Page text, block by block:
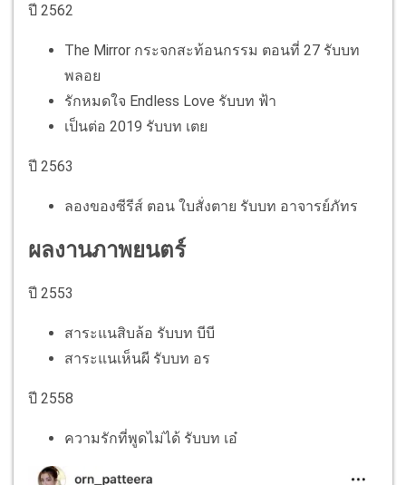
ปี 2562
The Mirror กระจกสะท้อนกรรม ตอนที่ 27 รับบท
พลอย
รักหมดใจ Endless Love รับบท ฟ้า
เป็นต่อ 2019 รับบท เตย
ปี 2563
ลองของซีรีส์ ตอน ใบสั่งตาย รับบท อาจารย์ภัทร
ผลงานภาพยนตร์
ปี 2553
สาระแนสิบล้อ รับบท บีบี
สาระแนเห็นผี รับบท อร
ปี 2558
ความรักที่พูดไม่ได้ รับบท เอ๋